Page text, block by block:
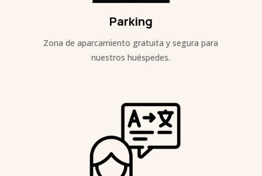
Parking
Zona de aparcamiento gratuita y segura para
nuestros huéspedes.